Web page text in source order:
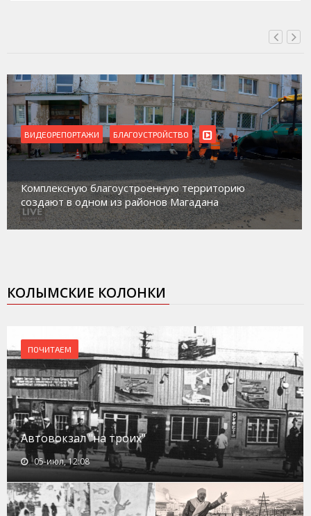
ВИДЕОРЕПОРТАЖИ
Магадан присоединился к пилотному проекту по
работе с несовершеннолетними из групп
социального риска «Переправа»
КОЛЫМСКИЕ КОЛОНКИ
ПОЧИТАЕМ
Автовокзал "на троих"
05-июл, 12:08